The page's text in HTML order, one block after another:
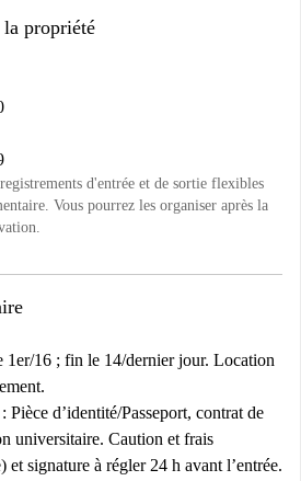
la propriété
d'entrée et de sortie flexibles
Vous pourrez les organiser après la
1er/16 ; fin le 14/dernier jour. Location
Pièce d’identité/Passeport, contrat de
universitaire. Caution et frais
et signature à régler 24 h avant l’entrée.